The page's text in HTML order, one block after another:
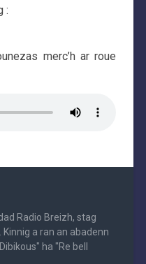
:
merc’h ar roue
Radio Breizh, stag
a ran an abadenn
ha "Re bell